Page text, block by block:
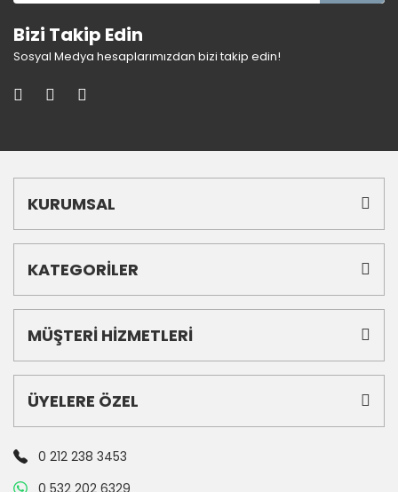
Bizi Takip Edin
Sosyal Medya hesaplarımızdan bizi takip edin!
KURUMSAL
KATEGORİLER
MÜŞTERİ HİZMETLERİ
ÜYELERE ÖZEL
0 212 238 3453
0 532 202 6329